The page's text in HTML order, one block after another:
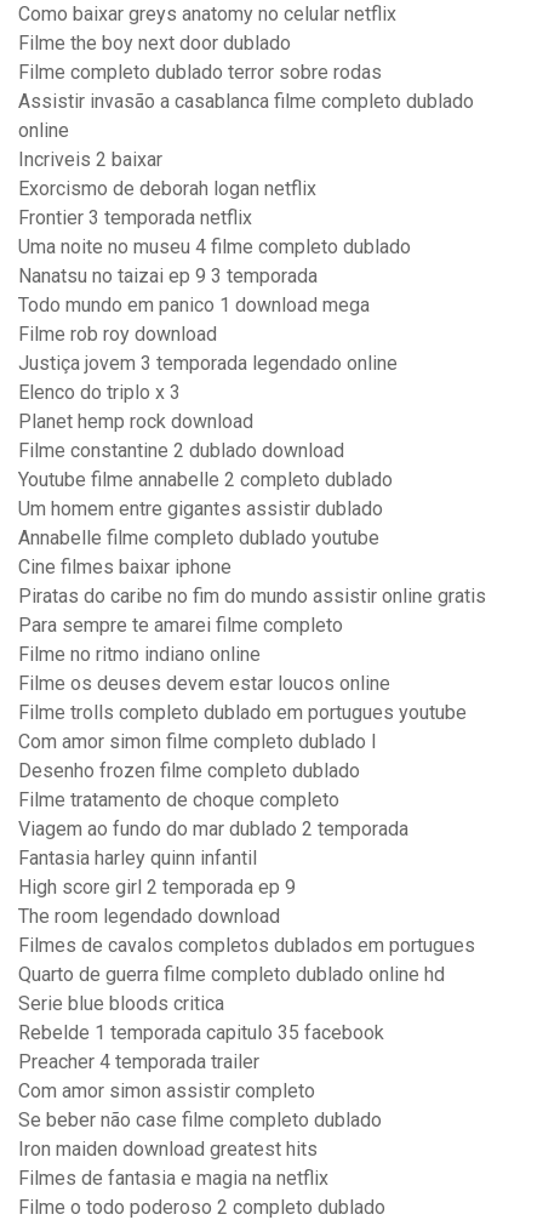
Como baixar greys anatomy no celular netflix
Filme the boy next door dublado
Filme completo dublado terror sobre rodas
Assistir invasão a casablanca filme completo dublado
online
Incriveis 2 baixar
Exorcismo de deborah logan netflix
Frontier 3 temporada netflix
Uma noite no museu 4 filme completo dublado
Nanatsu no taizai ep 9 3 temporada
Todo mundo em panico 1 download mega
Filme rob roy download
Justiça jovem 3 temporada legendado online
Elenco do triplo x 3
Planet hemp rock download
Filme constantine 2 dublado download
Youtube filme annabelle 2 completo dublado
Um homem entre gigantes assistir dublado
Annabelle filme completo dublado youtube
Cine filmes baixar iphone
Piratas do caribe no fim do mundo assistir online gratis
Para sempre te amarei filme completo
Filme no ritmo indiano online
Filme os deuses devem estar loucos online
Filme trolls completo dublado em portugues youtube
Com amor simon filme completo dublado l
Desenho frozen filme completo dublado
Filme tratamento de choque completo
Viagem ao fundo do mar dublado 2 temporada
Fantasia harley quinn infantil
High score girl 2 temporada ep 9
The room legendado download
Filmes de cavalos completos dublados em portugues
Quarto de guerra filme completo dublado online hd
Serie blue bloods critica
Rebelde 1 temporada capitulo 35 facebook
Preacher 4 temporada trailer
Com amor simon assistir completo
Se beber não case filme completo dublado
Iron maiden download greatest hits
Filmes de fantasia e magia na netflix
Filme o todo poderoso 2 completo dublado